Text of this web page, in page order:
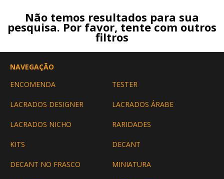
Não temos resultados para sua
pesquisa. Por favor, tente com outros
filtros
NAVEGAÇÃO
ENCOMENDA
TESTER
LACRADOS DESIGNER LACRADOS ÁRABE
LACRADOS NICHO RARIDADES
KITS DECANT
DECANT NO FRASCO MINIATURA